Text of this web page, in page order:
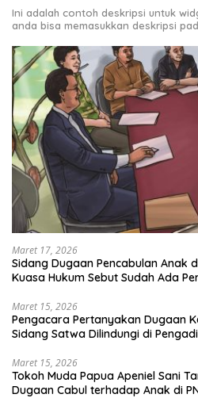
Ini adalah contoh deskripsi untuk
anda bisa memasukkan deskripsi
Maret 17, 2026
Sidang Dugaan Pencabulan Anak
Kuasa Hukum Sebut Sudah Ada
Maret 15, 2026
Pengacara Pertanyakan Dugaan
Sidang Satwa Dilindungi di
Maret 15, 2026
Tokoh Muda Papua Apeniel Sani
Dugaan Cabul terhadap Anak di